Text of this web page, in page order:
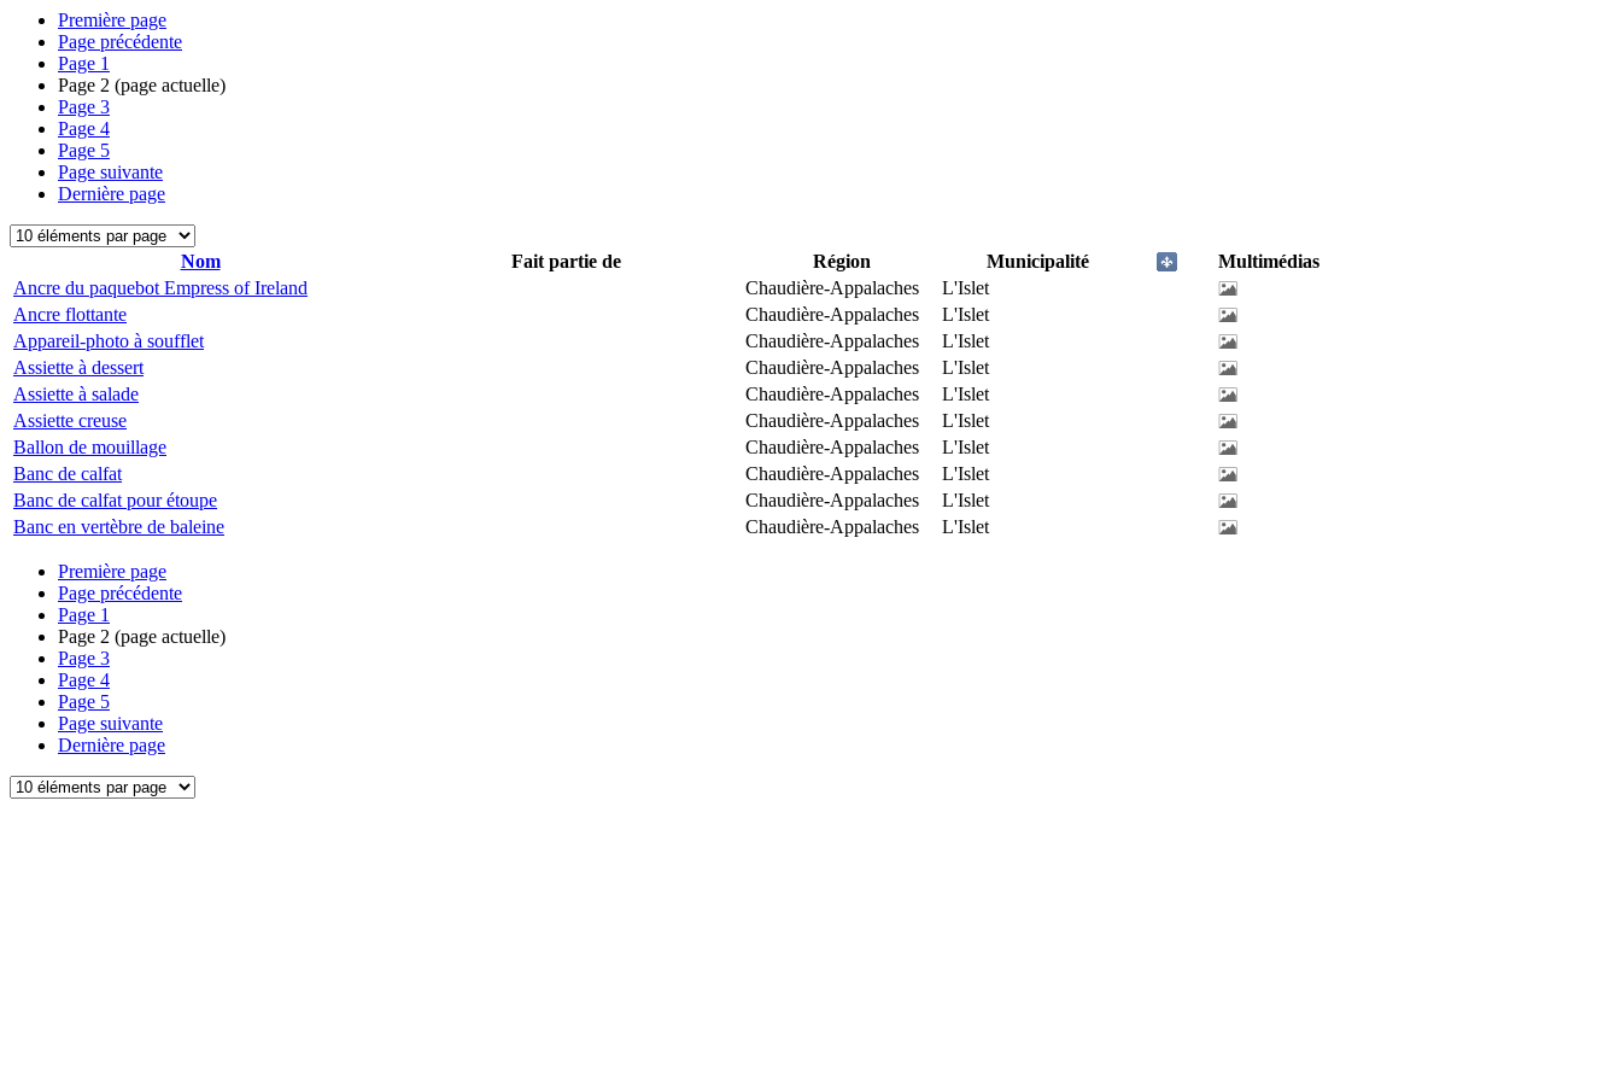
Première page
Page précédente
Page 1
Page 2 (page actuelle)
Page 3
Page 4
Page 5
Page suivante
Dernière page
Nom Fait partie de Région Municipalité
Multimédias
Ancre du paquebot Empress of Ireland
Chaudière-Appalaches
L'Islet
Ancre flottante
Chaudière-Appalaches
L'Islet
Appareil-photo à soufflet
Chaudière-Appalaches
L'Islet
Assiette à dessert
Chaudière-Appalaches
L'Islet
Assiette à salade
Chaudière-Appalaches
L'Islet
Assiette creuse
Chaudière-Appalaches
L'Islet
Ballon de mouillage
Chaudière-Appalaches
L'Islet
Banc de calfat
Chaudière-Appalaches
L'Islet
Banc de calfat pour étoupe
Chaudière-Appalaches
L'Islet
Banc en vertèbre de baleine
Chaudière-Appalaches L'Islet
Première page
Page précédente
Page 1
Page 2 (page actuelle)
Page 3
Page 4
Page 5
Page suivante
Dernière page